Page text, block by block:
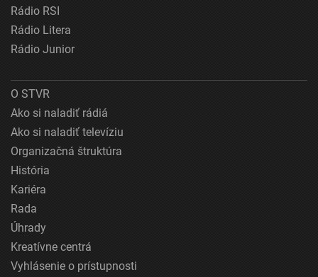
Rádio RSI
Rádio Litera
Rádio Junior
O STVR
Ako si naladiť rádiá
Ako si naladiť televíziu
Organizačná štruktúra
História
Kariéra
Rada
Úhrady
Kreatívne centrá
Vyhlásenie o prístupnosti